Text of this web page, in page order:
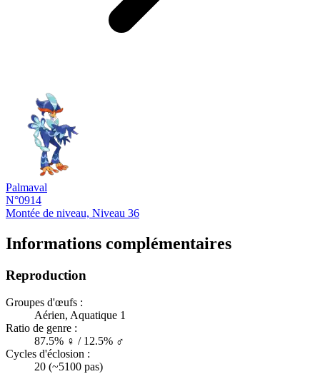
Palmaval
N°0914
Montée de niveau, Niveau 36
Informations complémentaires
Reproduction
Groupes d'œufs :
Aérien, Aquatique 1
Ratio de genre :
87.5% ♀ / 12.5% ♂
Cycles d'éclosion :
20 (~5100 pas)